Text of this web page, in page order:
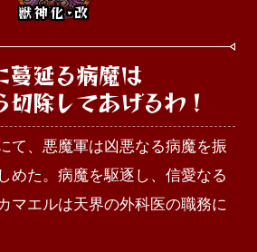
獣神化･改
蔓延る病魔は
切除してあげるわ！
て、悪魔軍は凶悪なる病魔を振
めた。病魔を駆逐し、信愛なる
マエルは天界の外科医の職務に